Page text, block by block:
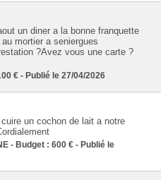
un diner a la bonne franquette
mortier a seniergues
?Avez vous une carte ?
€ - Publié le 27/04/2026
un cochon de lait a notre
- Budget : 600 € - Publié le